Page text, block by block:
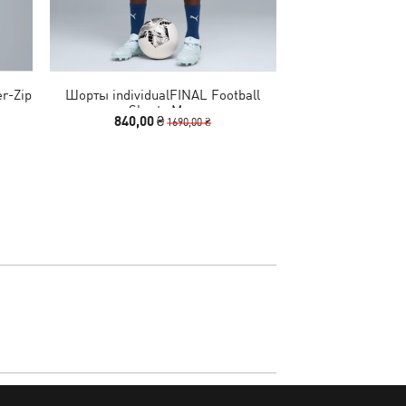
Zip
Шорты individualFINAL Football
Shorts Men
840,00 ₴1690,00 ₴